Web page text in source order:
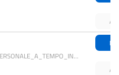
RICHIESTA_ASSENZE_PERSONALE_A_TEMPO_INDETERMINATO